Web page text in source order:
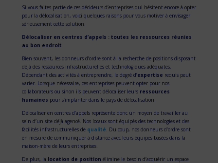
Si vous faites partie de ces décideurs d’entreprises qui hésitent encore à opter
pour la délocalisation, voici quelques raisons pour vous motiver à envisager
sérieusement cette solution.
Délocaliser en centres d’appels : toutes les ressources réunies
au bon endroit
Bien souvent, les donneurs d’ordre sont à la recherche de positions disposant
déjà des ressources infrastructurelles et technologiques adéquates.
Dépendant des activités à entreprendre, le degré d’expertise requis peut
varier. Lorsque nécessaire, ces entreprises peuvent opter pour nos
collaborateurs ou sinon ils peuvent délocaliser leurs ressources
humaines pour s’implanter dans le pays de délocalisation.
Délocaliser en centres d’appels représente donc un moyen de travailler au
sein d’un site déjà agencé. Nos locaux sont équipés des technologies et des
facilités infrastructurelles de qualité . Du coup, nos donneurs d’ordre sont
en mesure de communiquer à distance avec leurs équipes basées dans la
maison-mère de leurs entreprises.
De plus, la location de position élimine le besoin d’acquérir un espace